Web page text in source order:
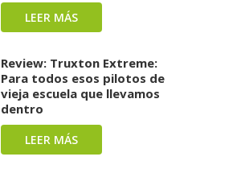
LEER MÁS
Review: Truxton Extreme:
Para todos esos pilotos de
vieja escuela que llevamos
dentro
LEER MÁS